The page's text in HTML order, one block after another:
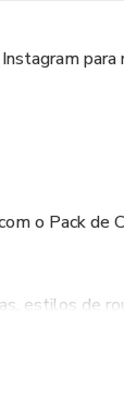
para
o Pack de
estilos de